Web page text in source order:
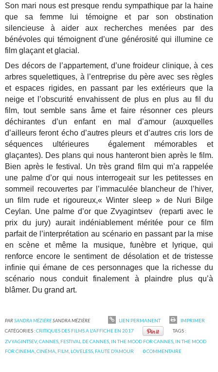
Son mari nous est presque rendu sympathique par la haine
que sa femme lui témoigne et par son obstination
silencieuse à aider aux recherches menées par des
bénévoles qui témoignent d’une générosité qui illumine ce
film glaçant et glacial.
Des décors de l’appartement, d’une froideur clinique, à ces
arbres squelettiques, à l’entreprise du père avec ses règles
et espaces rigides, en passant par les extérieurs que la
neige et l’obscurité envahissent de plus en plus au fil du
film, tout semble sans âme et faire résonner ces pleurs
déchirantes d’un enfant en mal d’amour (auxquelles
d’ailleurs feront écho d’autres pleurs et d’autres cris lors de
séquences ultérieures également mémorables et
glaçantes). Des plans qui nous hanteront bien après le film.
Bien après le festival. Un très grand film qui m’a rappelée
une palme d’or qui nous interrogeait sur les petitesses en
sommeil recouvertes par l’immaculée blancheur de l’hiver,
un film rude et rigoureux,« Winter sleep » de Nuri Bilge
Ceylan. Une palme d’or que Zvyagintsev (reparti avec le
prix du jury) aurait indéniablement méritée pour ce film
parfait de l’interprétation au scénario en passant par la mise
en scène et même la musique, funèbre et lyrique, qui
renforce encore le sentiment de désolation et de tristesse
infinie qui émane de ces personnages que la richesse du
scénario nous conduit finalement à plaindre plus qu’à
blâmer. Du grand art.
PARSANDRA MÉZIÈRESANDRA MÉZIÈRE LIEN PERMANENT
IMPRIMER
CATÉGORIES :CRITIQUES DES FILMS A L'AFFICHE EN 2017
TAGS :
ZVYAGINTSEV,CANNES FESTIVAL DE CANNES IN THE MOOD FOR CANNES IN THE MOOD
FOR CINEMA ,CINÉMA FILM LOVELESS FAUTE D'AMOUR 0COMMENTAIRE